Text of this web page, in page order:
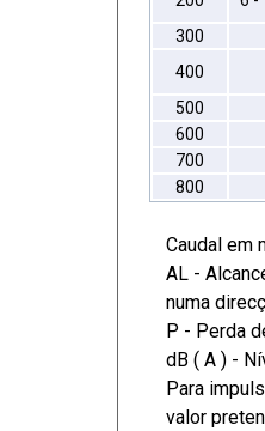
300
400
500
600
700
800
Caudal em
AL -
numa
P - Perda
dB ( A ) -
Para
valor